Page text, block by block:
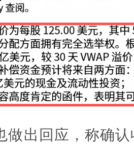
做出回应，称确